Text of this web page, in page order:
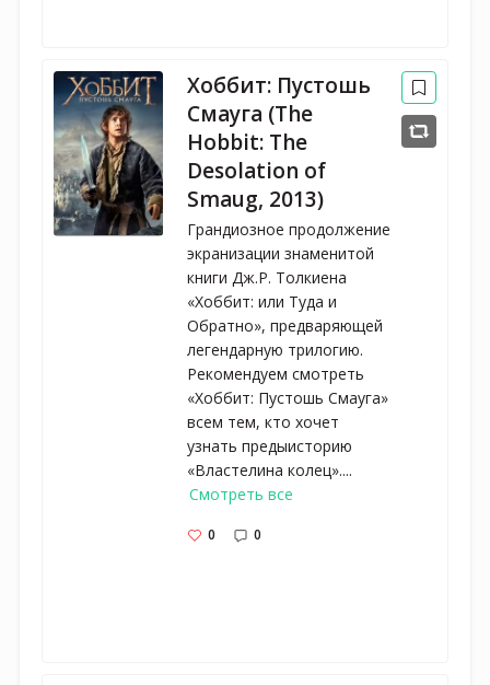
Хоббит: Пустошь
Смауга (The
Hobbit: The
Desolation of
Smaug, 2013)
Грандиозное продолжение
экранизации знаменитой
книги Дж.Р. Толкиена
«Хоббит: или Туда и
Обратно», предваряющей
легендарную трилогию.
Рекомендуем смотреть
«Хоббит: Пустошь Смауга»
всем тем, кто хочет
узнать предыисторию
«Властелина колец»....
Смотреть все
0 0